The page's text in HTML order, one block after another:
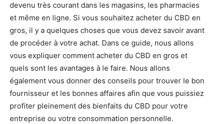
devenu très courant dans les magasins, les pharmacies
et même en ligne. Si vous souhaitez acheter du CBD en
gros, il y a quelques choses que vous devez savoir avant
de procéder à votre achat. Dans ce guide, nous allons
vous expliquer comment acheter du CBD en gros et
quels sont les avantages à le faire. Nous allons
également vous donner des conseils pour trouver le bon
fournisseur et les bonnes affaires afin que vous puissiez
profiter pleinement des bienfaits du CBD pour votre
entreprise ou votre consommation personnelle.